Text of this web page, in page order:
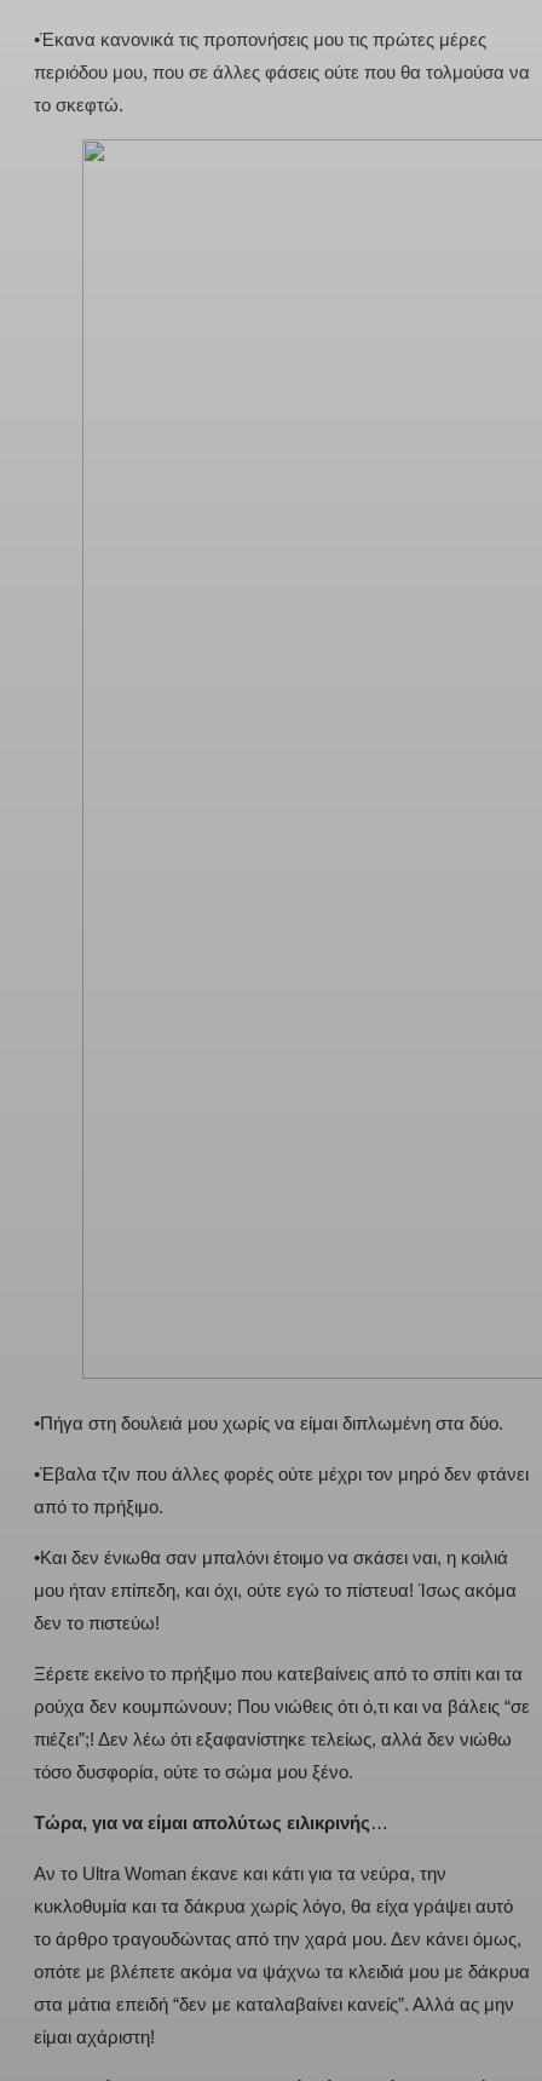
•Έκανα κανονικά τις προπονήσεις μου τις πρώτες μέρες
περιόδου μου, που σε άλλες φάσεις ούτε που θα τολμούσα να
το σκεφτώ.
•Πήγα στη δουλειά μου χωρίς να είμαι διπλωμένη στα δύο.
•Έβαλα τζιν που άλλες φορές ούτε μέχρι τον μηρό δεν φτάνει
από το πρήξιμο.
•Και δεν ένιωθα σαν μπαλόνι έτοιμο να σκάσει ναι, η κοιλιά
μου ήταν επίπεδη, και όχι, ούτε εγώ το πίστευα! Ίσως ακόμα
δεν το πιστεύω!
Ξέρετε εκείνο το πρήξιμο που κατεβαίνεις από το σπίτι και τα
ρούχα δεν κουμπώνουν; Που νιώθεις ότι ό,τι και να βάλεις “σε
πιέζει”;! Δεν λέω ότι εξαφανίστηκε τελείως, αλλά δεν νιώθω
τόσο δυσφορία, ούτε το σώμα μου ξένο.
Τώρα, για να είμαι απολύτως ειλικρινής…
Αν το Ultra Woman έκανε και κάτι για τα νεύρα, την
κυκλοθυμία και τα δάκρυα χωρίς λόγο, θα είχα γράψει αυτό
το άρθρο τραγουδώντας από την χαρά μου. Δεν κάνει όμως,
οπότε με βλέπετε ακόμα να ψάχνω τα κλειδιά μου με δάκρυα
στα μάτια επειδή “δεν με καταλαβαίνει κανείς”. Αλλά ας μην
είμαι αχάριστη!